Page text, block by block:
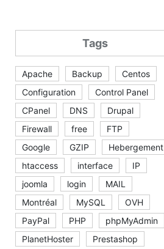
Tags
Apache Backup
Centos
Configuration
Control Panel
CPanel
DNS
Drupal
Firewall
free
FTP
Google
GZIP
Hebergement
htaccess
interface
IP
joomla
login
MAIL
Montréal
MySQL
OVH
PayPal
PHP
phpMyAdmin
PlanetHoster
Prestashop